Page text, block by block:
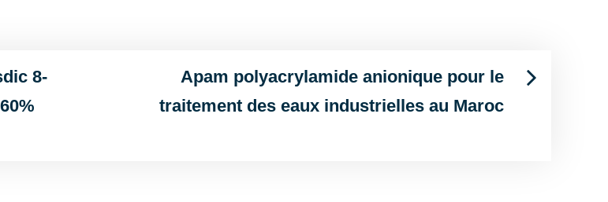
8-
Apam polyacrylamide anionique pour le
traitement des eaux industrielles au Maroc